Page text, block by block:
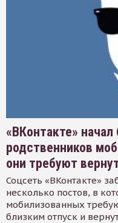
«ВКонтакте»
родственников
они требуют
Соцсеть «ВКонтакте»
несколько постов, в
мобилизованных
близким отпуск и